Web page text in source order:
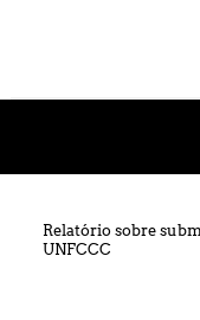
Relatório sobre
UNFCCC